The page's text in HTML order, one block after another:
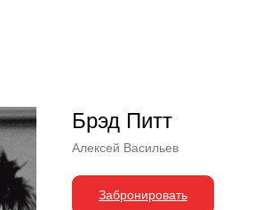
Брэд Питт
Алексей Васильев
Забронировать